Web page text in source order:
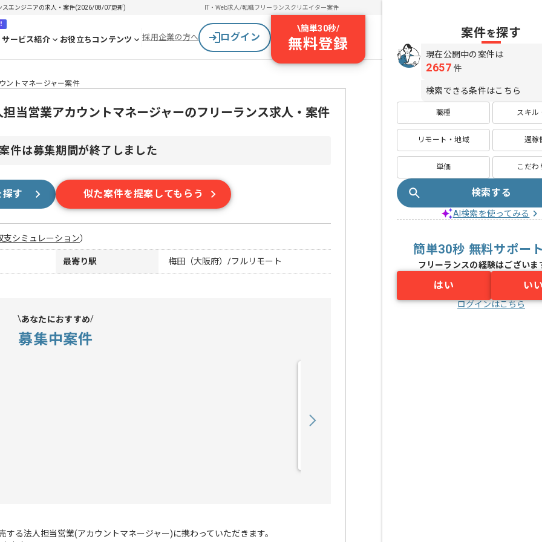
スエンジニアの求人・案件(2026/08/07更新) IT・Web求人/転職フリーランスクリエイター案件
サービス紹介 お役立ちコンテンツ 採用企業の方へ ログイン
\簡単30秒/
無料登録
ントマネージャー案件
当営業アカウントマネージャーのフリーランス求人・案件
件は募集期間が終了しました
す 似た案件を提案してもらう
支シミュレーション）
最寄り駅 梅田（大阪府）/フルリモート
あなたにおすすめ
募集中案件
する法人担当営業(アカウントマネージャー)に携わっていただきます。
案件を探す
現在公開中の案件は
2657 件
検索できる条件はこちら
職種 スキル
リモート・地域 週稼
単価 こだわ
検索する
AI検索を使ってみる
簡単30秒 無料サポー
フリーランスの経験はございま
はい い
ログインはこちら